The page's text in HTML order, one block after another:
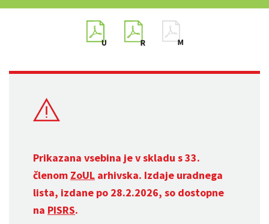
Prikazana vsebina je v skladu s 33.
členom ZoUL arhivska. Izdaje uradnega
lista, izdane po 28.2.2026, so dostopne
na PISRS.